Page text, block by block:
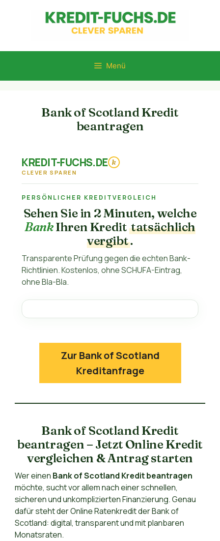
Menü
Bank of Scotland Kredit
beantragen
KREDIT-FUCHS.DE k
CLEVER SPAREN
PERSÖNLICHER KREDITVERGLEICH
Sehen Sie in 2 Minuten, welche
BankIhren Kredittatsächlich
vergibt.
Transparente Prüfung gegen die echten Bank-
Richtlinien. Kostenlos, ohne SCHUFA-Eintrag,
ohne Bla-Bla.
Zur Bank of Scotland
Kreditanfrage
Bank of Scotland Kredit
beantragen – Jetzt Online Kredit
vergleichen & Antrag starten
Wer einen Bank of Scotland Kredit beantragen
möchte, sucht vor allem nach einer schnellen,
sicheren und unkomplizierten Finanzierung. Genau
dafür steht der Online Ratenkredit der Bank of
Scotland: digital, transparent und mit planbaren
Monatsraten.